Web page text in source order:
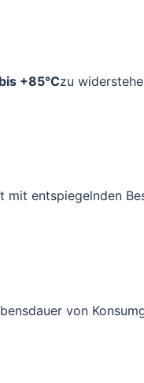
+85°Czu
mit entspiegelnden
von